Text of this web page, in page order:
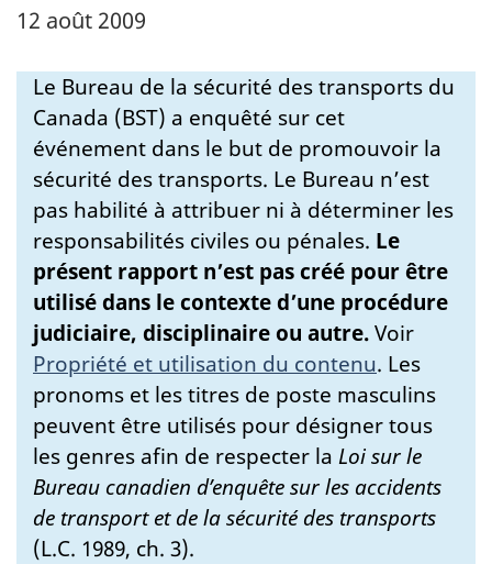
12 août 2009
Le Bureau de la sécurité des transports du
Canada (BST) a enquêté sur cet
événement dans le but de promouvoir la
sécurité des transports. Le Bureau n’est
pas habilité à attribuer ni à déterminer les
responsabilités civiles ou pénales. Le
présent rapport n’est pas créé pour être
utilisé dans le contexte d’une procédure
judiciaire, disciplinaire ou autre.Voir
Propriété et utilisation du contenu. Les
pronoms et les titres de poste masculins
peuvent être utilisés pour désigner tous
les genres afin de respecter la Loi sur le
Bureau canadien d’enquête sur les accidents
de transport et de la sécurité des transports
(L.C. 1989, ch. 3).